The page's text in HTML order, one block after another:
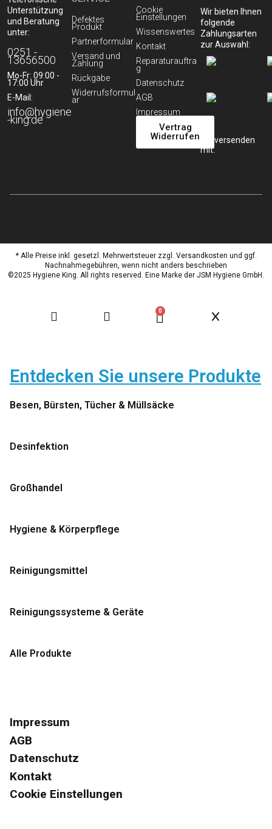
Waschlotionen und Cremeseifen
Unterstützung
und Beratung
unter:
0251 -
13656500
Mo-Fr: 09:00 -
17:00 Uhr
E-Mail:
info@hygiene
-king.de
Defektes
Produkt
Partnerformular
Versand und
Zahlung
Rückgabe
Widerrufsformul
ar
Cookie
Einstellungen
Wissenswertes
Kontakt
Reparaturauftra
g
Datenschutz
AGB
Impressum
Vertrag
Widerrufen
Wir bieten Ihnen
folgende
Zahlungsarten
zur Auswahl:
Wir versenden
mit:
* Alle Preise inkl. gesetzl. Mehrwertsteuer zzgl. Versandkosten und ggf.
Nachnahmegebühren, wenn nicht anders beschrieben
©2025 Hygiene King. All rights reserved. Eine Marke der JSM Hygiene GmbH.
0
Entdecken Sie unsere Produkte
Besen, Bürsten, Tücher & Müllsäcke
Desinfektion
Großhandel
Hygiene & Körperpflege
Reinigungsmittel
Reinigungssysteme & Geräte
Alle Produkte
Impressum
AGB
Datenschutz
Kontakt
Cookie Einstellungen